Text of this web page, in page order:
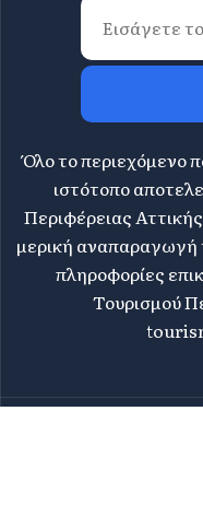
Όλο το περιεχόμενο
ιστότοπο
Περιφέρειας
μερική αναπαραγωγή
πληροφορίες
Τουρισμού